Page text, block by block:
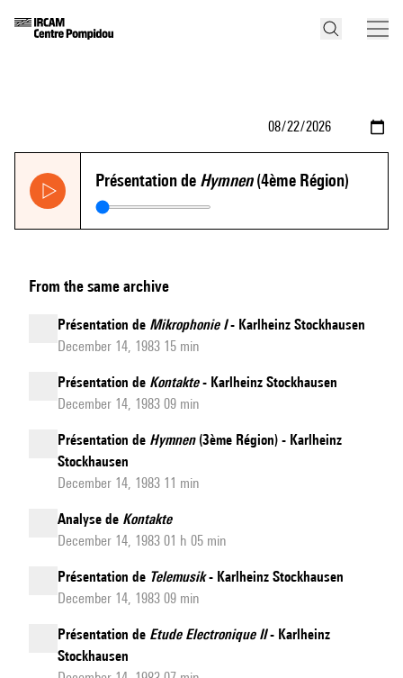
Présentation de Hymnen(4ème Région)
From the same archive
Présentation de Mikrophonie I- Karlheinz Stockhausen
December 14, 1983 15 min
Présentation de Kontakte- Karlheinz Stockhausen
December 14, 1983 09 min
Présentation de Hymnen(3ème Région) - Karlheinz
Stockhausen
December 14, 1983 11 min
Analyse de Kontakte
December 14, 1983 01 h 05 min
Présentation de Telemusik- Karlheinz Stockhausen
December 14, 1983 09 min
Présentation de Etude Electronique II- Karlheinz
Stockhausen